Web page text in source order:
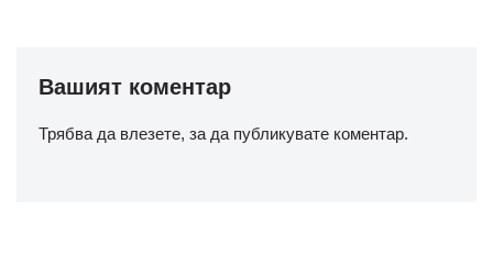
Вашият коментар
Трябва да влезете, за да публикувате коментар.